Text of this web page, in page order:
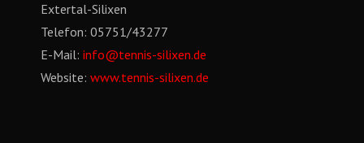
Extertal-Silixen
Telefon: 05751/43277
E-Mail: info@tennis-silixen.de
Website: www.tennis-silixen.de